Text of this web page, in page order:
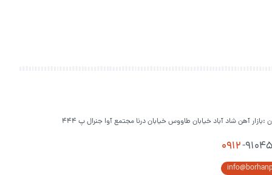
:بازار آهن شاد آباد خیابان طاووس خیابان درنا مجتمع آوا جنرال پ 444
0912-